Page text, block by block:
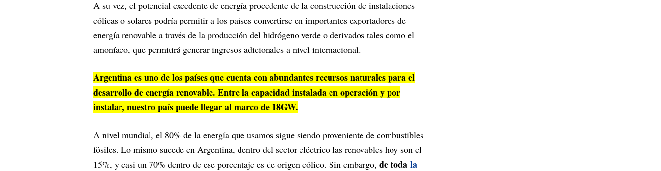
A su vez, el potencial excedente de energía procedente de la construcción de instalaciones
eólicas o solares podría permitir a los países convertirse en importantes exportadores de
energía renovable a través de la producción del hidrógeno verde o derivados tales como el
amoníaco, que permitirá generar ingresos adicionales a nivel internacional.
Argentina es uno de los países que cuenta con abundantes recursos naturales para el
desarrollo de energía renovable. Entre la capacidad instalada en operación y por
instalar, nuestro país puede llegar al marco de 18GW.
A nivel mundial, el 80% de la energía que usamos sigue siendo proveniente de combustibles
fósiles. Lo mismo sucede en Argentina, dentro del sector eléctrico las renovables hoy son el
15%, y casi un 70% dentro de ese porcentaje es de origen eólico. Sin embargo, de toda la